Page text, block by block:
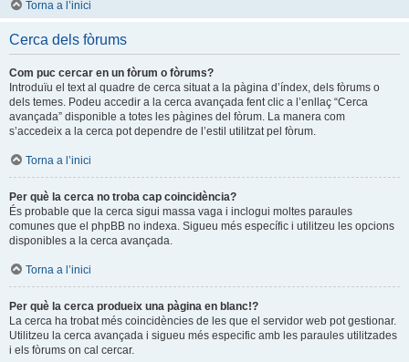
Torna a l’inici
Cerca dels fòrums
Com puc cercar en un fòrum o fòrums?
Introduïu el text al quadre de cerca situat a la pàgina d’índex, dels fòrums o
dels temes. Podeu accedir a la cerca avançada fent clic a l’enllaç “Cerca
avançada” disponible a totes les pàgines del fòrum. La manera com
s’accedeix a la cerca pot dependre de l’estil utilitzat pel fòrum.
Torna a l’inici
Per què la cerca no troba cap coincidència?
És probable que la cerca sigui massa vaga i inclogui moltes paraules
comunes que el phpBB no indexa. Sigueu més específic i utilitzeu les opcions
disponibles a la cerca avançada.
Torna a l’inici
Per què la cerca produeix una pàgina en blanc!?
La cerca ha trobat més coincidències de les que el servidor web pot gestionar.
Utilitzeu la cerca avançada i sigueu més especific amb les paraules utilitzades
i els fòrums on cal cercar.